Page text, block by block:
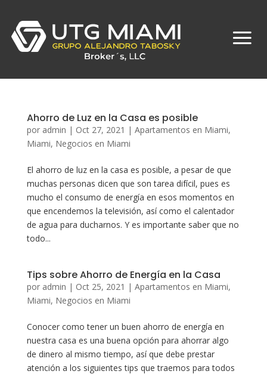
Ahorro de Luz en la Casa es posible
por admin | Oct 27, 2021 | Apartamentos en Miami,
Miami, Negocios en Miami
El ahorro de luz en la casa es posible, a pesar de que
muchas personas dicen que son tarea difícil, pues es
mucho el consumo de energía en esos momentos en
que encendemos la televisión, así como el calentador
de agua para ducharnos. Y es importante saber que no
todo...
Tips sobre Ahorro de Energía en la Casa
por admin | Oct 25, 2021 | Apartamentos en Miami,
Miami, Negocios en Miami
Conocer como tener un buen ahorro de energía en
nuestra casa es una buena opción para ahorrar algo
de dinero al mismo tiempo, así que debe prestar
atención a los siguientes tips que traemos para todos